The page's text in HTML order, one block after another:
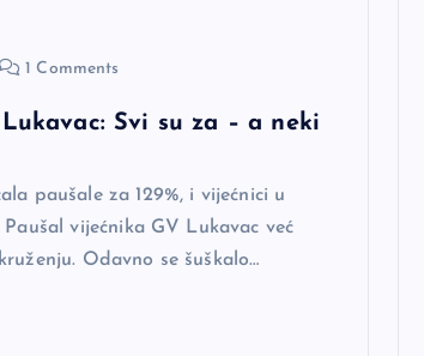
1 Comments
Svi su za – a neki
paušale za 129%, i vijećnici u
vijećnika GV Lukavac već
Odavno se šuškalo…